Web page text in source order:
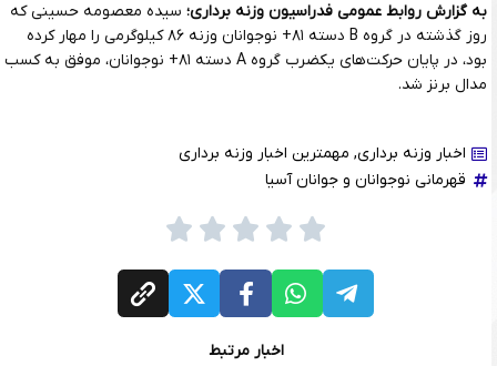
به گزارش روابط عمومی فدراسیون وزنه برداری؛ سیده معصومه حسینی که
روز گذشته در گروه B دسته ۸۱+ نوجوانان وزنه ۸۶ کیلوگرمی را مهار کرده
بود، در پایان حرکت‌های یکضرب گروه A دسته ۸۱+ نوجوانان، موفق به کسب
مدال برنز شد.
اخبار وزنه برداری, مهمترین اخبار وزنه برداری
قهرمانی نوجوانان و جوانان آسیا
اخبار مرتبط